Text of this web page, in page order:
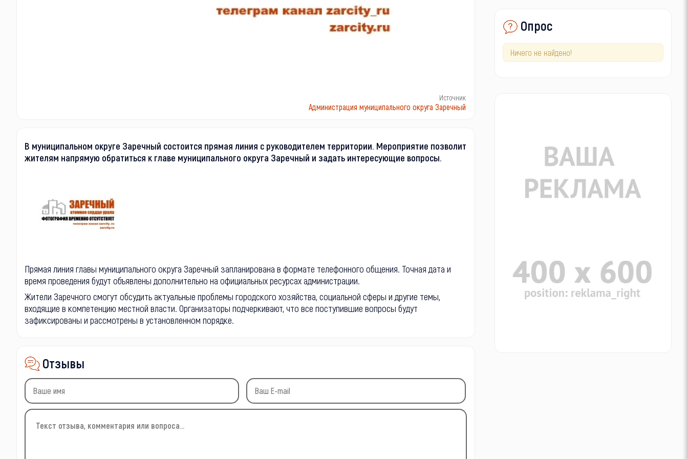
Источник
Администрация муниципального округа Заречный
В муниципальном округе Заречный состоится прямая линия с руководителем территории. Мероприятие позволит
жителям напрямую обратиться к главе муниципального округа Заречный и задать интересующие вопросы.
Прямая линия главы муниципального округа Заречный запланирована в формате телефонного общения. Точная дата и
время проведения будут объявлены дополнительно на официальных ресурсах администрации.
Жители Заречного смогут обсудить актуальные проблемы городского хозяйства, социальной сферы и другие темы,
входящие в компетенцию местной власти. Организаторы подчеркивают, что все поступившие вопросы будут
зафиксированы и рассмотрены в установленном порядке.
Отзывы
Опрос
Ничего не найдено!